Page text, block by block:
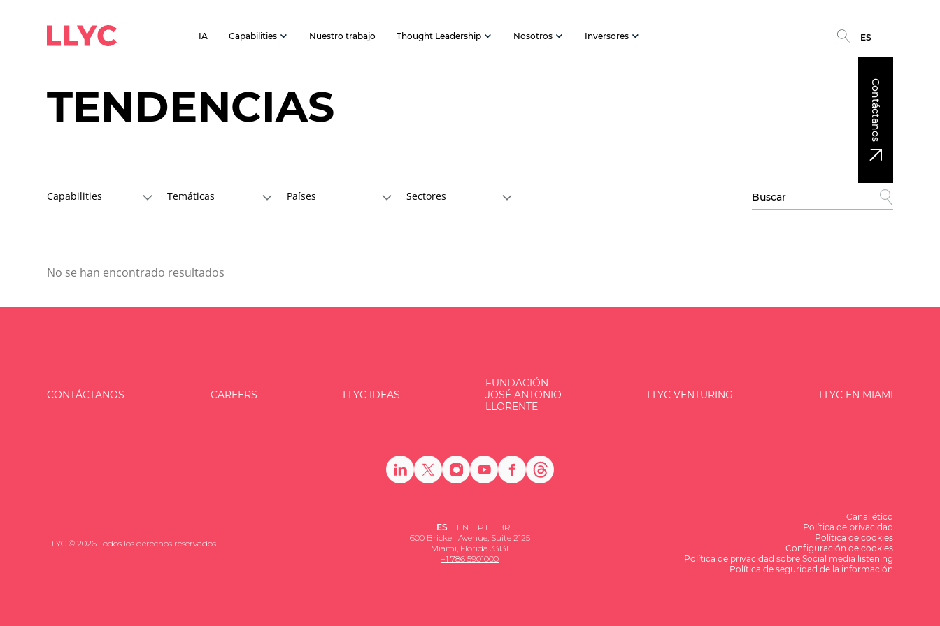
IA Capabilities Nuestro trabajo Thought Leadership Nosotros Inversores ES
Contáctanos
TENDENCIAS
Capabilities Temáticas Países Sectores
No se han encontrado resultados
CONTÁCTANOS CAREERS LLYC IDEAS
FUNDACIÓN
JOSÉ ANTONIO
LLORENTE
LLYC VENTURING LLYC EN MIAMI
LLYC © 2026 Todos los derechos reservados
ES EN PT
BR
600 Brickell Avenue, Suite 2125
Miami, Florida 33131
+1 786 5901000
Canal ético
Política de privacidad
Política de cookies
Configuración de cookies
Política de privacidad sobre Social media listening
Política de seguridad de la información